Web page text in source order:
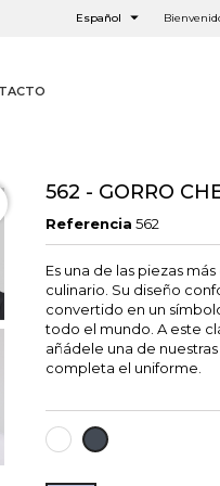
Español 
562 - GORRO
Referencia 562
Es una de las piezas
culinario. Su diseño
convertido en un
todo el mundo. A este
añádele una de
completa el uniforme.
BLANCO
NEGRO
×
×
×